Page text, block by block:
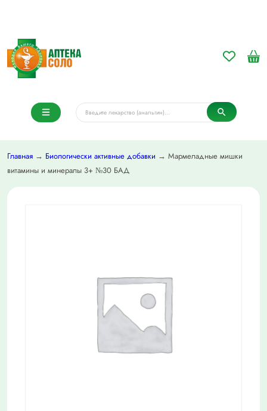
Главная → Биологически активные добавки → Мармеладные мишки
витамины и минералы 3+ №30 БАД